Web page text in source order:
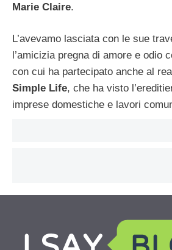
Marie Claire.
L’avevamo lasciata con le sue
l’amicizia pregna di amore e odio
con cui ha partecipato anche al
Simple Life, che ha visto
imprese domestiche e lavori